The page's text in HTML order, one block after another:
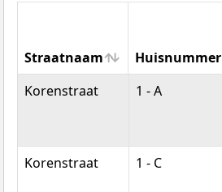
Straatnaam Huisnummer
Straatnaam
Huisnummer
Korenstraat 1 - A
Korenstraat 1 - C